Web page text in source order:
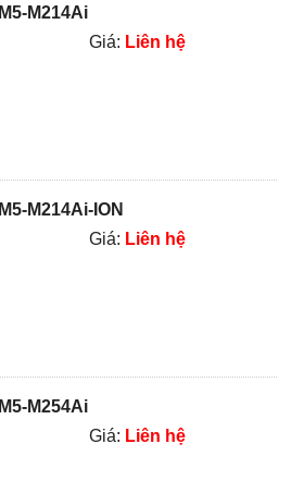
M5-M214Ai
Giá: Liên hệ
M5-M214Ai-ION
Giá: Liên hệ
M5-M254Ai
Giá: Liên hệ